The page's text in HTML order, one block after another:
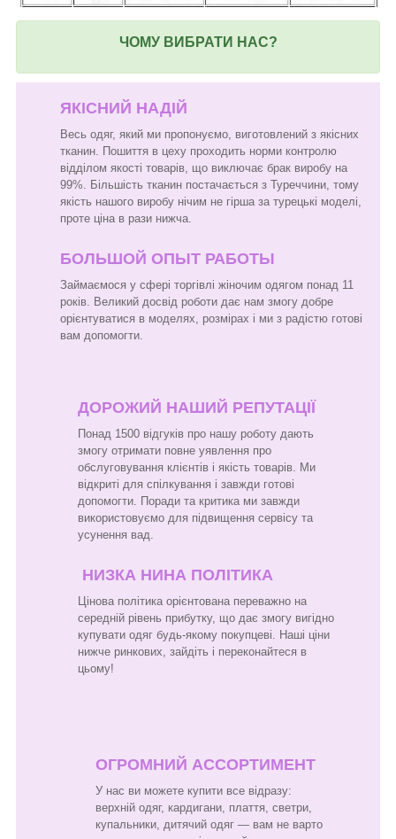
ЧОМУ ВИБРАТИ НАС?
ЯКІСНИЙ НАДІЙ
Весь одяг, який ми пропонуємо, виготовлений з якісних
тканин. Пошиття в цеху проходить норми контролю
відділом якості товарів, що виключає брак виробу на
99%. Більшість тканин постачається з Туреччини, тому
якість нашого виробу нічим не гірша за турецькі моделі,
проте ціна в рази нижча.
БОЛЬШОЙ ОПЫТ РАБОТЫ
Займаємося у сфері торгівлі жіночим одягом понад 11
років. Великий досвід роботи дає нам змогу добре
орієнтуватися в моделях, розмірах і ми з радістю готові
вам допомогти.
ДОРОЖИЙ НАШИЙ РЕПУТАЦІЇ
Понад 1500 відгуків про нашу роботу дають
змогу отримати повне уявлення про
обслуговування клієнтів і якість товарів. Ми
відкриті для спілкування і завжди готові
допомогти. Поради та критика ми завжди
використовуємо для підвищення сервісу та
усунення вад.
НИЗКА НИНА ПОЛІТИКА
Цінова політика орієнтована переважно на
середній рівень прибутку, що дає змогу вигідно
купувати одяг будь-якому покупцеві. Наші ціни
нижче ринкових, зайдіть і переконайтеся в
цьому!
ОГРОМНИЙ АССОРТИМЕНТ
У нас ви можете купити все відразу:
верхній одяг, кардигани, плаття, светри,
купальники, дитячий одяг — вам не варто